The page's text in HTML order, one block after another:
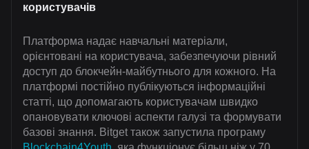
користувачів
Платформа надає навчальні матеріали,
орієнтовані на користувача, забезпечуючи рівний
доступ до блокчейн-майбутнього для кожного. На
платформі постійно публікуються інформаційні
статті, що допомагають користувачам швидко
опановувати ключові аспекти галузі та формувати
базові знання. Bitget також запустила програму